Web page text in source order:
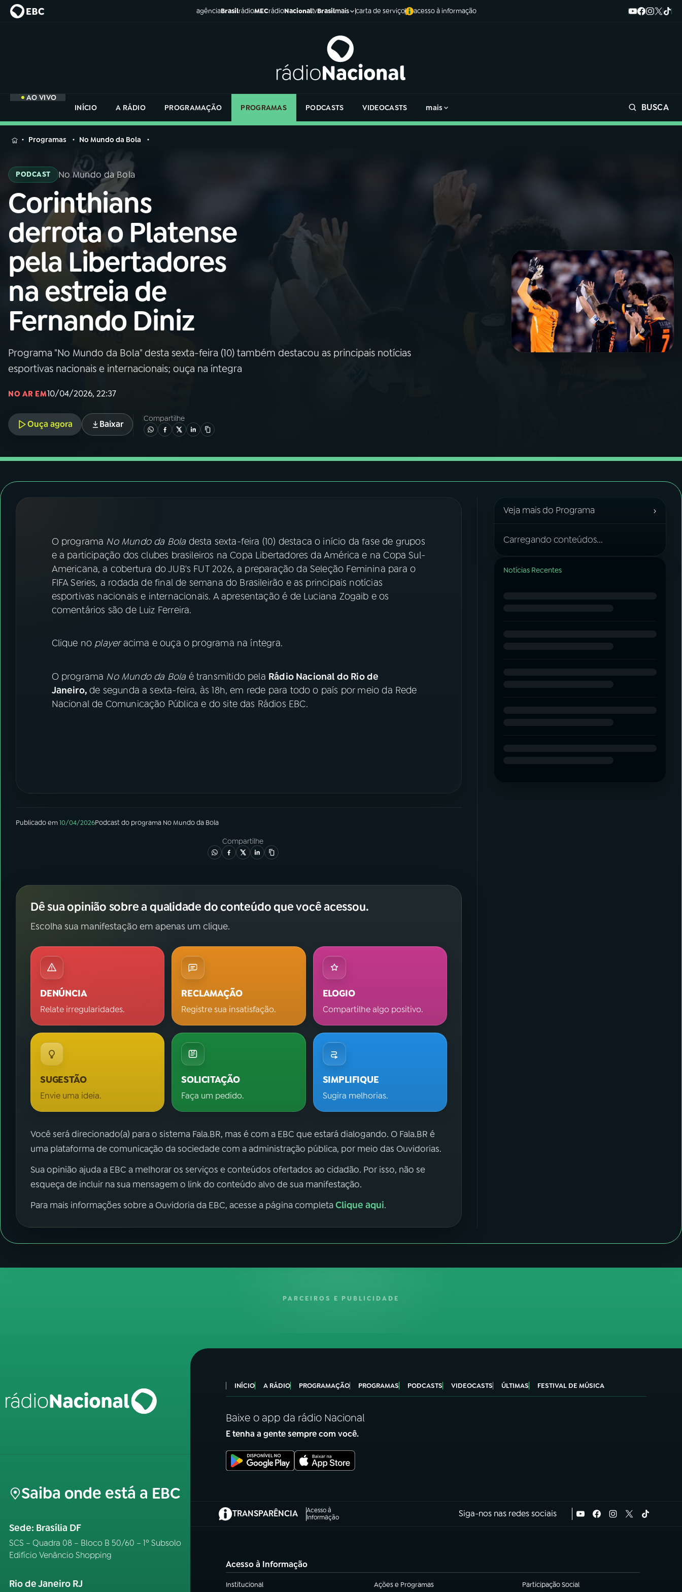
agênciaBrasilrádioMECrádioNacionaltvBrasilmais carta de serviço acesso à informação
AO VIVO
INÍCIO
A RÁDIO PROGRAMAÇÃO PROGRAMAS PODCASTS VIDEOCASTS mais BUSCA
MENU
Buscar
na
Rádio
Nacional
01 INÍCIO
02 A RÁDIO
03 PROGRAMAÇÃO
04PROGRAMAS
05 PODCASTS
06VIDEOCASTS
07ÚLTIMAS
YouTube Facebook
Instagram X
na
Rádio
Programas No Mundo da Bola
PODCAST No Mundo da Bola
Corinthians
derrota o Platense
pela Libertadores
na estreia de
Fernando Diniz
Programa "No Mundo da Bola" desta sexta-feira (10) também destacou as principais notícias
esportivas nacionais e internacionais; ouça na íntegra
NO AR EM10/04/2026, 22:37
Ouça agora Baixar
Compartilhe
O programa No Mundo da Boladesta sexta-feira (10) destaca o início da fase de grupos
e a participação dos clubes brasileiros na Copa Libertadores da América e na Copa Sul-
Americana, a cobertura do JUB's FUT 2026, a preparação da Seleção Feminina para o
FIFA Series, a rodada de final de semana do Brasileirão e as principais notícias
esportivas nacionais e internacionais. A apresentação é de Luciana Zogaib e os
comentários são de Luiz Ferreira.
Clique no playeracima e ouça o programa na íntegra.
O programa No Mundo da Bolaé transmitido pela Rádio Nacional do Rio de
Janeiro,de segunda a sexta-feira, às 18h, em rede para todo o país por meio da Rede
Nacional de Comunicação Pública e do site das Rádios EBC.
Publicado em10/04/2026Podcastdo programa No Mundo da Bola
Compartilhe
Dê sua opinião sobre a qualidade do conteúdo que você acessou.
Escolha sua manifestação em apenas um clique.
DENÚNCIA
Relate irregularidades.
RECLAMAÇÃO
Registre sua insatisfação.
ELOGIO
Compartilhe algo positivo.
SUGESTÃO
Envie uma ideia.
SOLICITAÇÃO
Faça um pedido.
SIMPLIFIQUE
Sugira melhorias.
Você será direcionado(a) para o sistema Fala.BR, mas é com a EBC que estará dialogando. O Fala.BR é
uma plataforma de comunicação da sociedade com a administração pública, por meio das Ouvidorias.
Sua opinião ajuda a EBC a melhorar os serviços e conteúdos ofertados ao cidadão. Por isso, não se
esqueça de incluir na sua mensagem o link do conteúdo alvo de sua manifestação.
Para mais informações sobre a Ouvidoria da EBC, acesse a página completaClique aqui.
Veja mais do Programa ›
Carregando conteúdos...
Notícias Recentes
PARCEIROS E PUBLICIDADE
Saiba onde está a EBC
Sede: Brasília DF
SCS – Quadra 08 – Bloco B 50/60 – 1º Subsolo
Edifício Venâncio Shopping
Rio de Janeiro RJ
INÍCIO A RÁDIO PROGRAMAÇÃO PROGRAMAS PODCASTS VIDEOCASTS ÚLTIMAS FESTIVAL DE MÚSICA
Baixe o app da rádio Nacional
E tenha a gente sempre com você.
TRANSPARÊNCIA
Acesso à
Informação
(abre em nova aba) Siga-nos nas redes sociais
Acesso à Informação
Institucional
(abre em nova aba) Ações e Programas
(abre em nova aba) Participação Social
(abre em nova aba)